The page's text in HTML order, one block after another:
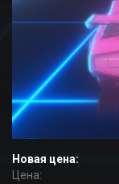
Новая цена:
Цена: